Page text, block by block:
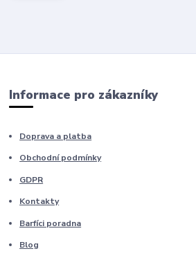
Informace pro zákazníky
Doprava a platba
Obchodní podmínky
GDPR
Kontakty
Barfíci poradna
Blog